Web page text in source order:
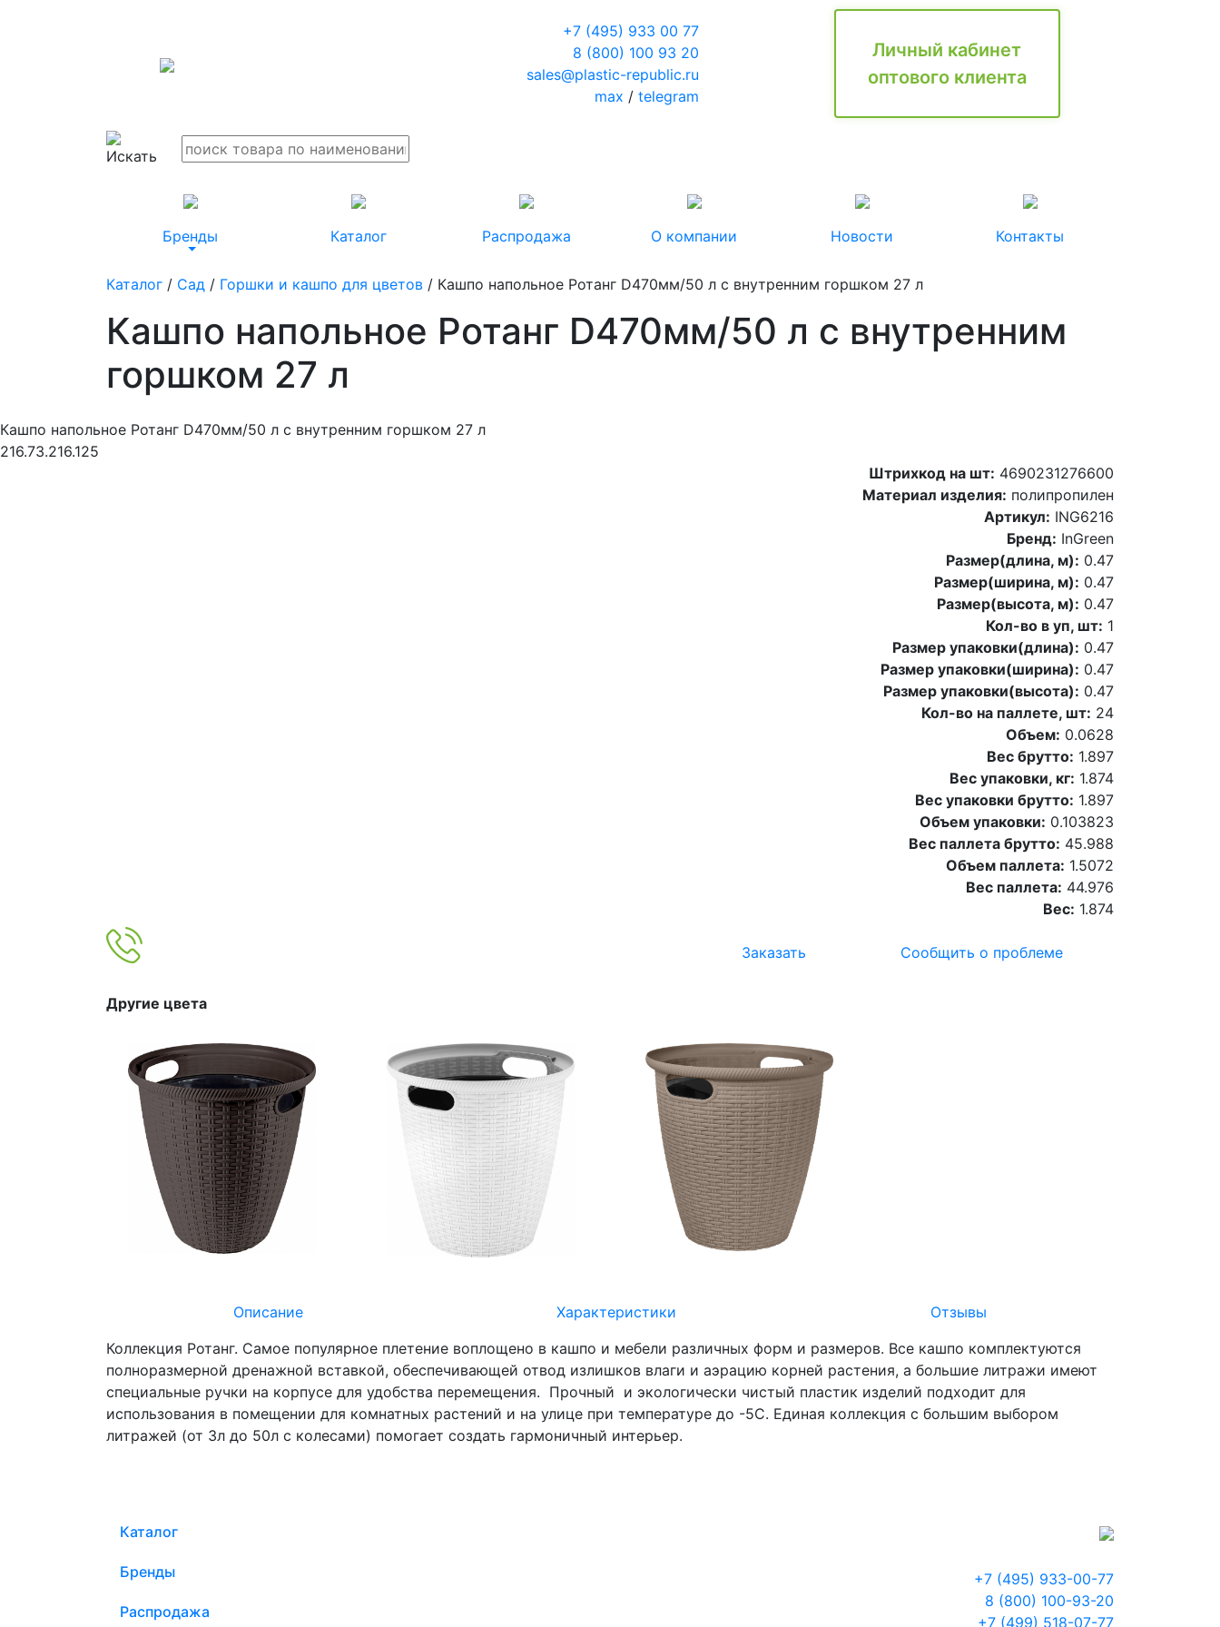
+7 (495) 933 00 77
8 (800) 100 93 20
sales@plastic-republic.ru
max / telegram
Личный кабинет
оптового клиента
Бренды Каталог Распродажа О компании Новости Контакты
Каталог / Сад / Горшки и кашпо для цветов / Кашпо напольное Ротанг D470мм/50 л с внутренним горшком 27 л
Кашпо напольное Ротанг D470мм/50 л с внутренним
горшком 27 л
Кашпо напольное Ротанг D470мм/50 л с внутренним горшком 27 л
216.73.216.125
Штрихкод на шт: 4690231276600
Материал изделия: полипропилен
Артикул: ING6216
Бренд: InGreen
Размер(длина, м): 0.47
Размер(ширина, м): 0.47
Размер(высота, м): 0.47
Кол-во в уп, шт: 1
Размер упаковки(длина): 0.47
Размер упаковки(ширина): 0.47
Размер упаковки(высота): 0.47
Кол-во на паллете, шт: 24
Объем: 0.0628
Вес брутто: 1.897
Вес упаковки, кг: 1.874
Вес упаковки брутто: 1.897
Объем упаковки: 0.103823
Вес паллета брутто: 45.988
Объем паллета: 1.5072
Вес паллета: 44.976
Вес: 1.874
Заказать Сообщить о проблеме
Другие цвета
Описание Характеристики
Отзывы
Коллекция Ротанг. Самое популярное плетение воплощено в кашпо и мебели различных форм и размеров. Все кашпо комплектуются
полноразмерной дренажной вставкой, обеспечивающей отвод излишков влаги и аэрацию корней растения, а большие литражи имеют
специальные ручки на корпусе для удобства перемещения. Прочный и экологически чистый пластик изделий подходит для
использования в помещении для комнатных растений и на улице при температуре до -5С. Единая коллекция с большим выбором
литражей (от 3л до 50л с колесами) помогает создать гармоничный интерьер.
Каталог
Бренды
Распродажа
+7 (495) 933-00-77
8 (800) 100-93-20
+7 (499) 518-07-77